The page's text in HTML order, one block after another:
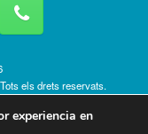
els drets reservats.
experiencia en